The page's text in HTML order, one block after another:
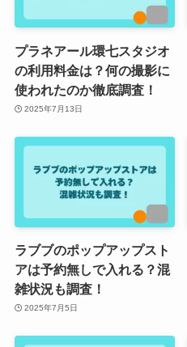
プラネアール環七スタジオ
の利用料金は？何の撮影に
使われたのか徹底調査！
2025年7月13日
ラブブのポップアップスト
アは予約無しで入れる？混
雑状況も調査！
2025年7月5日